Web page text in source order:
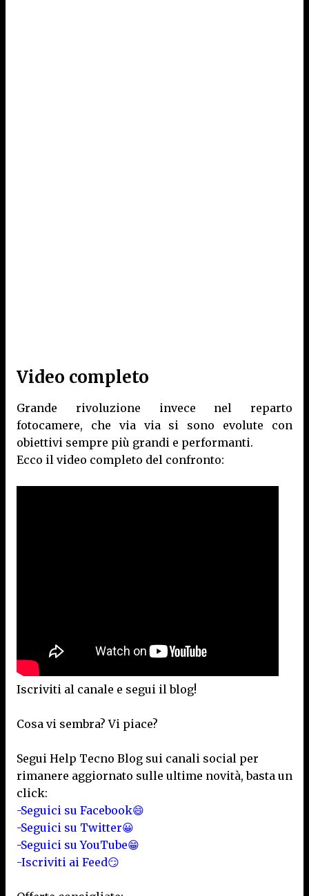
Video completo
Grande rivoluzione invece nel reparto
fotocamere, che via via si sono evolute con
obiettivi sempre più grandi e performanti.
Ecco il video completo del confronto:
Iscriviti al canale e segui il blog!
Cosa vi sembra? Vi piace?
Segui Help Tecno Blog sui canali social per
rimanere aggiornato sulle ultime novità, basta un
click:
-Seguici su Facebook😄
-Seguici su Twitter😀
-Seguici su YouTube😁
-Iscriviti ai Feed😏